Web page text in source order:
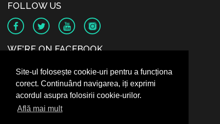
Site-ul folosește cookie-uri pentru a funcționa
corect. Continuând navigarea, iți exprimi
acordul asupra folosirii cookie-urilor.
Află mai mult
FOLLOW US
WE'RE ON FACEBOOK